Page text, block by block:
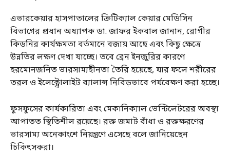
এভারকেয়ার হাসপাতালের ক্রিটিক্যাল কেয়ার মেডিসিন
বিভাগের প্রধান অধ্যাপক ডা. জাফর ইকবাল জানান, রোগীর
কিডনির কার্যক্ষমতা বর্তমানে বজায় আছে এবং কিছু ক্ষেত্রে
উন্নতির লক্ষণ দেখা যাচ্ছে। তবে ব্রেন ইনজুরির কারণে
হরমোনজনিত ভারসাম্যহীনতা তৈরি হয়েছে, যার ফলে শরীরের
তরল ও ইলেক্ট্রোলাইট ব্যালান্স নিবিড়ভাবে পর্যবেক্ষণ করা হচ্ছে।
ফুসফুসের কার্যকারিতা এবং মেকানিক্যাল ভেন্টিলেটরের অবস্থা
আপাতত স্থিতিশীল রয়েছে। রক্ত জমাট বাঁধা ও রক্তক্ষরণের
ভারসাম্য অনেকাংশে নিয়ন্ত্রণে এসেছে বলে জানিয়েছেন
চিকিৎসকরা।